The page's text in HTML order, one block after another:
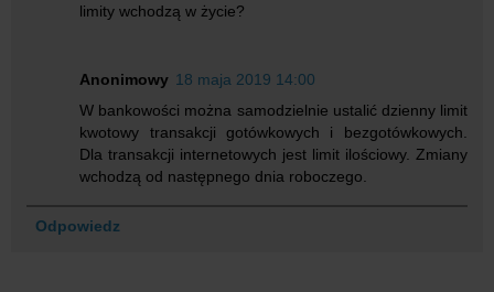
limity wchodzą w życie?
Anonimowy 18 maja 2019 14:00
W bankowości można samodzielnie ustalić dzienny limit
kwotowy transakcji gotówkowych i bezgotówkowych.
Dla transakcji internetowych jest limit ilościowy. Zmiany
wchodzą od następnego dnia roboczego.
Odpowiedz